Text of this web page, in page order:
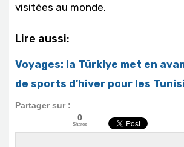
visitées au monde.
Lire aussi:
Voyages: la Türkiye met en
de sports d’hiver pour les
Partager sur :
0
Shares